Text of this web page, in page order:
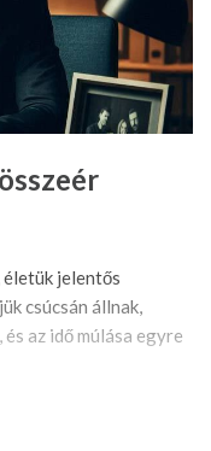
jelentős
csúcsán állnak,
az idő múlása egyre